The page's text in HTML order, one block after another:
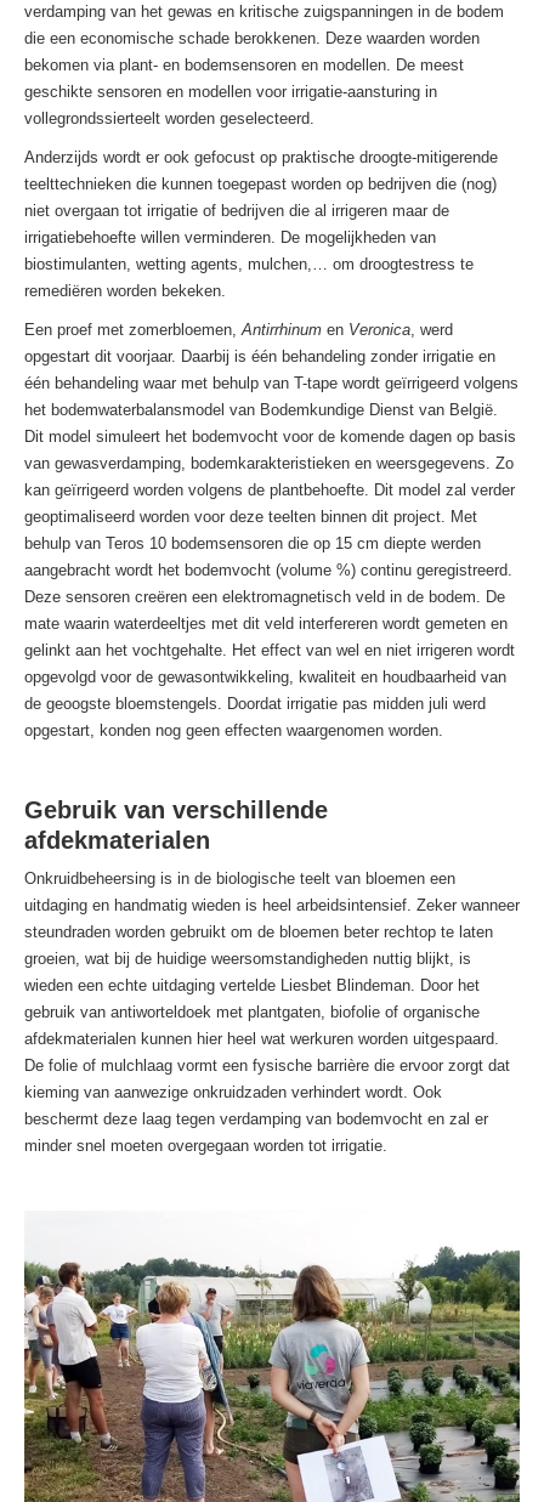
verdamping van het gewas en kritische zuigspanningen in de bodem
die een economische schade berokkenen. Deze waarden worden
bekomen via plant- en bodemsensoren en modellen. De meest
geschikte sensoren en modellen voor irrigatie-aansturing in
vollegrondssierteelt worden geselecteerd.
Anderzijds wordt er ook gefocust op praktische droogte-mitigerende
teelttechnieken die kunnen toegepast worden op bedrijven die (nog)
niet overgaan tot irrigatie of bedrijven die al irrigeren maar de
irrigatiebehoefte willen verminderen. De mogelijkheden van
biostimulanten, wetting agents, mulchen,… om droogtestress te
remediëren worden bekeken.
Een proef met zomerbloemen, Antirrhinum en Veronica , werd
opgestart dit voorjaar. Daarbij is één behandeling zonder irrigatie en
één behandeling waar met behulp van T-tape wordt geïrrigeerd volgens
het bodemwaterbalansmodel van Bodemkundige Dienst van België.
Dit model simuleert het bodemvocht voor de komende dagen op basis
van gewasverdamping, bodemkarakteristieken en weersgegevens. Zo
kan geïrrigeerd worden volgens de plantbehoefte. Dit model zal verder
geoptimaliseerd worden voor deze teelten binnen dit project. Met
behulp van Teros 10 bodemsensoren die op 15 cm diepte werden
aangebracht wordt het bodemvocht (volume %) continu geregistreerd.
Deze sensoren creëren een elektromagnetisch veld in de bodem. De
mate waarin waterdeeltjes met dit veld interfereren wordt gemeten en
gelinkt aan het vochtgehalte. Het effect van wel en niet irrigeren wordt
opgevolgd voor de gewasontwikkeling, kwaliteit en houdbaarheid van
de geoogste bloemstengels. Doordat irrigatie pas midden juli werd
opgestart, konden nog geen effecten waargenomen worden.
Gebruik van verschillende
afdekmaterialen
Onkruidbeheersing is in de biologische teelt van bloemen een
uitdaging en handmatig wieden is heel arbeidsintensief. Zeker wanneer
steundraden worden gebruikt om de bloemen beter rechtop te laten
groeien, wat bij de huidige weersomstandigheden nuttig blijkt, is
wieden een echte uitdaging vertelde Liesbet Blindeman. Door het
gebruik van antiworteldoek met plantgaten, biofolie of organische
afdekmaterialen kunnen hier heel wat werkuren worden uitgespaard.
De folie of mulchlaag vormt een fysische barrière die ervoor zorgt dat
kieming van aanwezige onkruidzaden verhindert wordt. Ook
beschermt deze laag tegen verdamping van bodemvocht en zal er
minder snel moeten overgegaan worden tot irrigatie.